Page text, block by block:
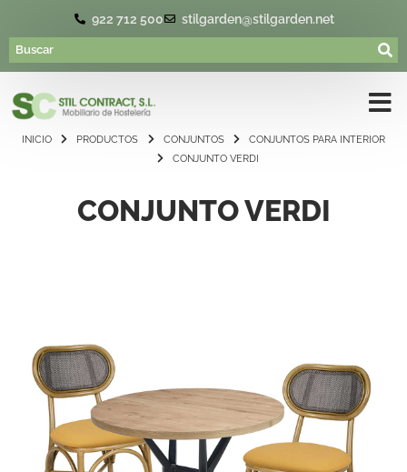
922 712 500 stilgarden@stilgarden.net
INICIO PRODUCTOS CONJUNTOS
CONJUNTOS PARA INTERIOR
CONJUNTO VERDI
CONJUNTO VERDI